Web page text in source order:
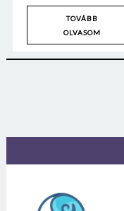
TOVÁBB
OLVASOM